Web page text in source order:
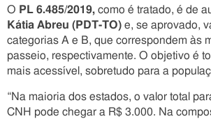
O PL 6.485/2019, como é tratado, é de
Kátia Abreu (PDT-TO) e, se aprovado,
categorias A e B, que correspondem às
passeio, respectivamente. O objetivo é
mais acessível, sobretudo para a
“Na maioria dos estados, o valor total
CNH pode chegar a R$ 3.000. Na